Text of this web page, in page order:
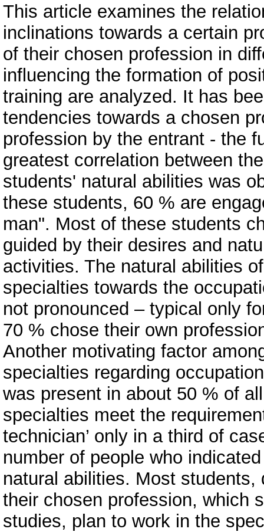
This article examines the
inclinations towards a certain
of their chosen profession in
influencing the formation of
training are analyzed. It has
tendencies towards a chosen
profession by the entrant - the
greatest correlation between
students' natural abilities was
these students, 60 % are
man". Most of these students
guided by their desires and
activities. The natural abilities
specialties towards the
not pronounced – typical only
70 % chose their own
Another motivating factor
specialties regarding
was present in about 50 % of
specialties meet the
technician’ only in a third of
number of people who
natural abilities. Most
their chosen profession, which
studies, plan to work in the